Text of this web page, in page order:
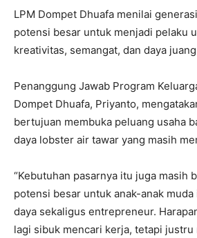
LPM Dompet Dhuafa menilai
potensi besar untuk menjadi pelaku
kreativitas, semangat, dan daya
Penanggung Jawab Program
Dompet Dhuafa, Priyanto,
bertujuan membuka peluang usaha
daya lobster air tawar yang masih
“Kebutuhan pasarnya itu juga masih
potensi besar untuk anak-anak
daya sekaligus entrepreneur.
lagi sibuk mencari kerja, tetapi justru